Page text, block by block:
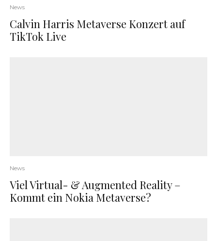
News
Calvin Harris Metaverse Konzert auf
TikTok Live
News
Viel Virtual- & Augmented Reality –
Kommt ein Nokia Metaverse?